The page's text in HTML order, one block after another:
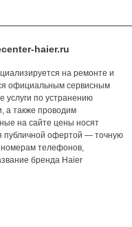
haier.ru
на ремонте и
официальным сервисным
услуги по устранению
а также проводим
на сайте цены носят
публичной офертой — точную
номерам телефонов,
бренда Haier